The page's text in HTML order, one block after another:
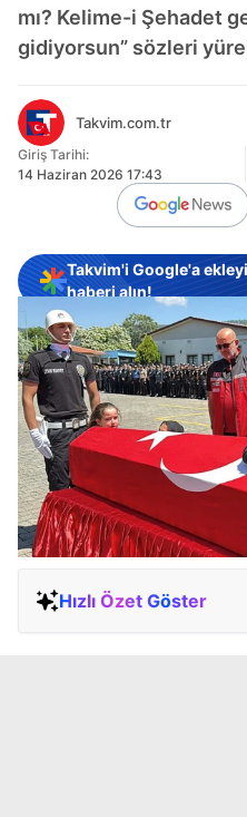
mı? Kelime-i Şehadet
gidiyorsun” sözleri
Takvim.com.tr
Giriş Tarihi:
14 Haziran 2026 17:43
Takvim'i Google'a
haberi alın!
Hızlı Özet Göster